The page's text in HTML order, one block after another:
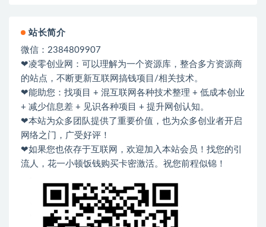
站长简介
微信：2384809907
❤凌零创业网：可以理解为一个资源库，整合多方资源商
的站点，不断更新互联网搞钱项目/相关技术。
❤能助您：找项目 + 混互联网各种技术整理 + 低成本创业
+ 减少信息差 + 见识各种项目 + 提升网创认知。
❤本站为众多团队提供了重要价值，也为众多创业者开启
网络之门，广受好评！
❤如果您也依存于互联网，欢迎加入本站会员！找您的引
流人，花一小顿饭钱购买卡密激活。祝您前程似锦！